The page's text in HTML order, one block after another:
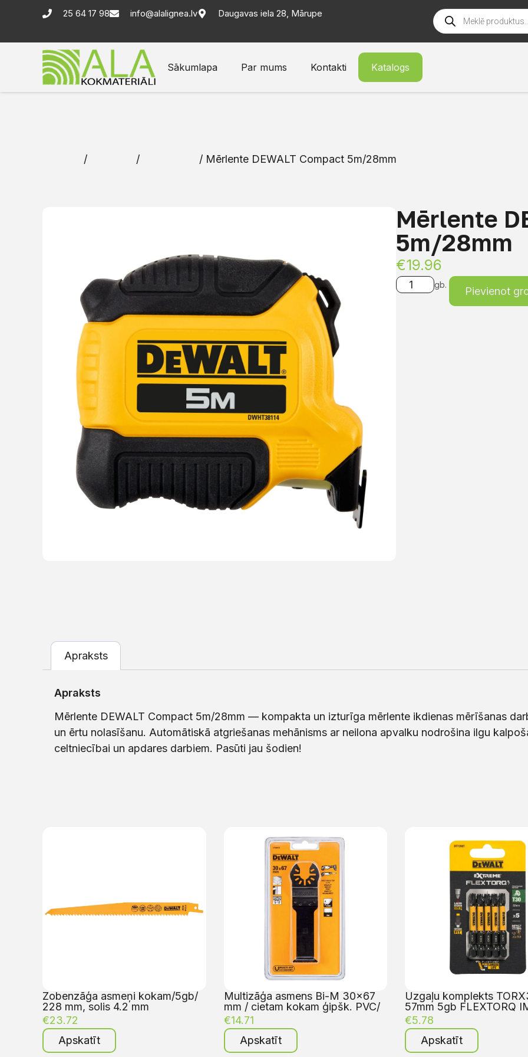
25 64 17 98 info@alalignea.lv Daugavas iela 28, Mārupe
Sākumlapa Par mums Kontakti Katalogs
/ / / Mērlente DEWALT Compact 5m/28mm
Mērlente
5m/28mm
€19.96
gb.
Pievienot
Apraksts
Apraksts
Mērlente DEWALT Compact 5m/28mm — kompakta un izturīga mērlente ikdienas mērīšanas
un ērtu nolasīšanu. Automātiskā atgriešanas mehānisms ar neilona apvalku nodrošina ilgu
celtniecībai un apdares darbiem. Pasūti jau šodien!
Zobenzāģa asmeņi kokam/5gb/
228 mm, solis 4.2 mm
€23.72
Apskatīt
Multizāģa asmens Bi-M 30×67
mm / cietam kokam ģipšk. PVC/
€14.71
Apskatīt
Uzgaļu komplekts
57mm 5gb FLEXTORQ
€5.78
Apskatīt